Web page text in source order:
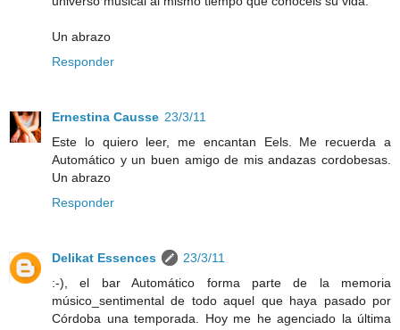
Un abrazo
Responder
Ernestina Causse 23/3/11
Este lo quiero leer, me encantan Eels. Me recuerda a
Automático y un buen amigo de mis andazas cordobesas.
Un abrazo
Responder
Delikat Essences
23/3/11
:-), el bar Automático forma parte de la memoria
músico_sentimental de todo aquel que haya pasado por
Córdoba una temporada. Hoy me he agenciado la última